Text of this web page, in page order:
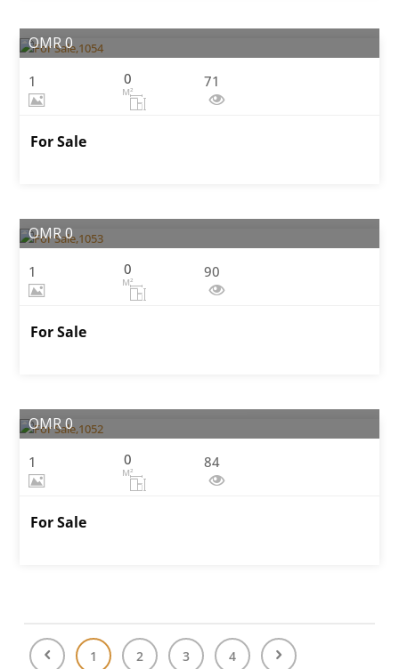
For Sale
1 0
M²
71
OMR 0
For Sale
1 0
M²
90
OMR 0
For Sale
1 0
M²
84
OMR 0
1 2 3 4